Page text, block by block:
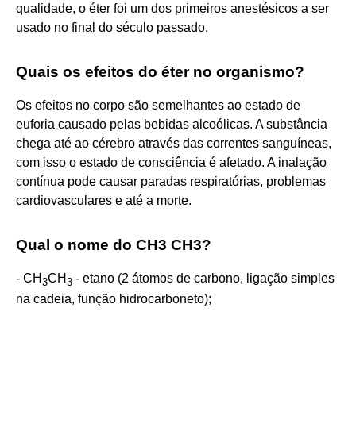
qualidade, o éter foi um dos primeiros anestésicos a ser
usado no final do século passado.
Quais os efeitos do éter no organismo?
Os efeitos no corpo são semelhantes ao estado de
euforia causado pelas bebidas alcoólicas. A substância
chega até ao cérebro através das correntes sanguíneas,
com isso o estado de consciência é afetado. A inalação
contínua pode causar paradas respiratórias, problemas
cardiovasculares e até a morte.
Qual o nome do CH3 CH3?
- CH 3CH 3 - etano (2 átomos de carbono, ligação simples
na cadeia, função hidrocarboneto);